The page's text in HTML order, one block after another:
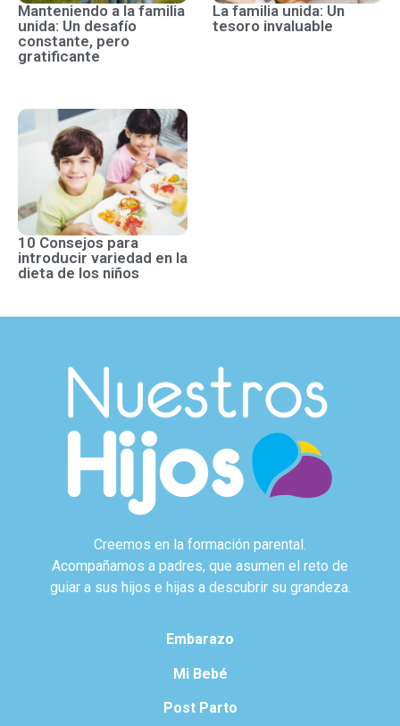
Manteniendo a la familia
unida: Un desafío
constante, pero
gratificante
La familia unida: Un
tesoro invaluable
10 Consejos para
introducir variedad en la
dieta de los niños
Creemos en la formación parental.
Acompañamos a padres, que asumen el reto de
guiar a sus hijos e hijas a descubrir su grandeza.
Embarazo
Mi Bebé
Post Parto